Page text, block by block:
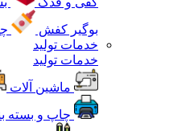
بوگیر کفش
خدمات تولید
خدمات تولید
ماشین آلات
چاپ و بسته